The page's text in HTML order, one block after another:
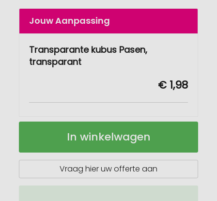
Jouw Aanpassing
Transparante kubus Pasen,
transparant
€ 1,98
Transparante
Op
In winkelwagen
Vraag hier uw offerte aan